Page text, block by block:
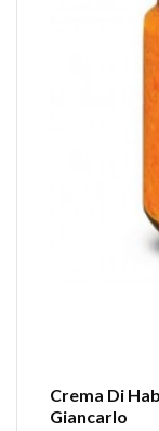
Crema Di
Giancarlo